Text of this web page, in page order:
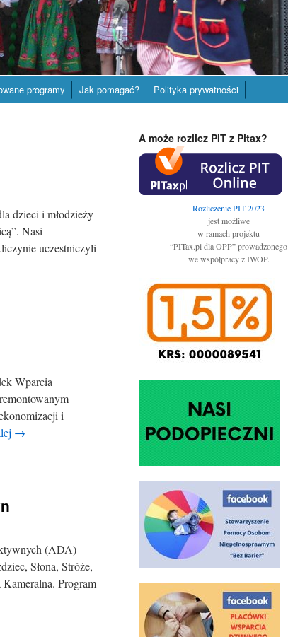
programy Jak pomagać? Polityka prywatności
dzieci i młodzieży
Nasi
uczestniczyli
Wparcia
i
→
(ADA) -
Słona, Stróże,
Program
A może rozlicz PIT z Pitax?
Rozliczenie PIT 2023
jest możliwe
w ramach projektu
“PITax.pl dla OPP” prowadzonego
we współpracy z IWOP.